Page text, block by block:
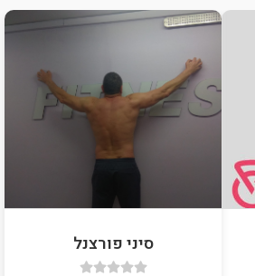
סיני פורצנל